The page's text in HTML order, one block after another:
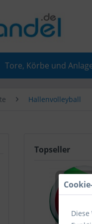
Tore, Körbe und
Hallenvolleyball
Topseller